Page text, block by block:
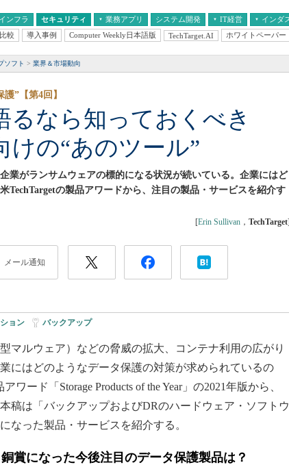
ンフラ セキュリティ 業務アプリ
ライズAI
ム
システム開発 IT経営
経営とIT
インダ
医療IT
較 導入事例 Computer Weekly日本語版 TechTarget.AI ホワイトペーパー
ソフト 業界＆市場動向
るなら知っておくべき
けの“あのツール”
”【第4回】
業がランサムウェアの標的になる状況が続いている。企業にはど
TechTargetの製品アワードから、注目の製品・サービスを紹介す
[Erin Sullivan ， TechTarget]
メール通知
ョン バックアップ
マルウェア）などの脅威の拡大、コンテナ利用の広がり
にはどのようなデータ保護の対策が求められているの
ワード「Storage Products of the Year」の2021年版から、
稿は「バックアップおよびDRのハードウェア・ソフトウ
なった製品・サービスを紹介する。
賞になった今後注目のデータ保護製品は？